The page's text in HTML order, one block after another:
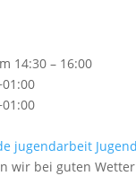
14:30 – 16:00
jugendarbeit
wir bei guten